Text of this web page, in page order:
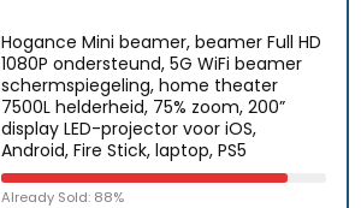
Hogance Mini beamer, beamer Full HD
1080P ondersteund, 5G WiFi beamer
schermspiegeling, home theater
7500L helderheid, 75% zoom, 200”
display LED-projector voor iOS,
Android, Fire Stick, laptop, PS5
Already Sold: 88%